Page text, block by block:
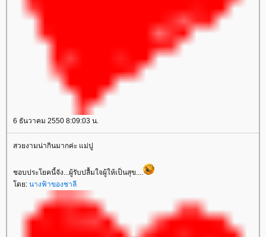
6 ธันวาคม 2550 8:09:03 น.
สวยงามน่ากินมากค่ะ แม่ปู
ชอบประโยคนี้จัง...ผู้รับปลื้มใจผู้ให้เป็นสุข....
ดย: นางฟ้าของชาลี